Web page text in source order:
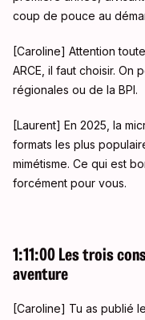
coup de pouce au
[Caroline] Attention
ARCE, il faut choisir. On
régionales ou de la BPI.
[Laurent] En 2025, la
formats les plus
mimétisme. Ce qui est
forcément pour vous.
1:11:00 Les trois
aventure
[Caroline] Tu as publié